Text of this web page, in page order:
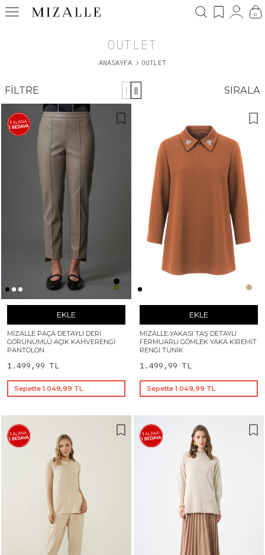
0
OUTLET
ANASAYFA > OUTLET
FILTRE | || SIRALA
EKLE
MIZALLE PAÇA DETAYLI DERI
GÖRÜNÜMLÜ AÇIK KAHVERENGI
PANTOLON
1.499,99 TL
Sepette 1.049,99 TL
EKLE
MIZALLE YAKASI TAŞ DETAYLI
FERMUARLI GÖMLEK YAKA KIREMIT
RENGI TUNIK
1.499,99 TL
Sepette 1.049,99 TL